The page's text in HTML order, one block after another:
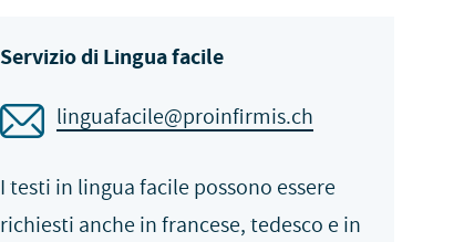
Servizio di Lingua facile
linguafacile@proinfirmis.ch
I testi in lingua facile possono essere
richiesti anche in francese, tedesco e in